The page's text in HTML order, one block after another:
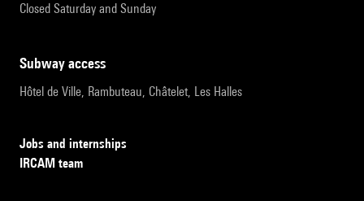
Closed Saturday and Sunday
subway access
Hôtel de Ville, Rambuteau, Châtelet, Les Halles
Jobs and internships
IRCAM team